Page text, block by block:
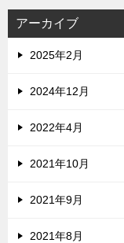
アーカイブ
2025年2月
2024年12月
2022年4月
2021年10月
2021年9月
2021年8月